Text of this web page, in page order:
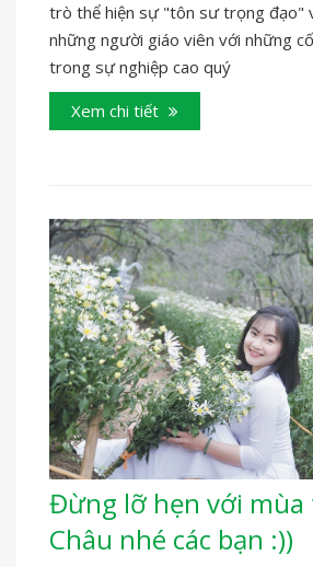
trò thể hiện sự "tôn sư trọng đạo"
những người giáo viên với những
trong sự nghiệp cao quý
Xem chi tiết
Đừng lỡ hẹn với mùa
Châu nhé các bạn :))